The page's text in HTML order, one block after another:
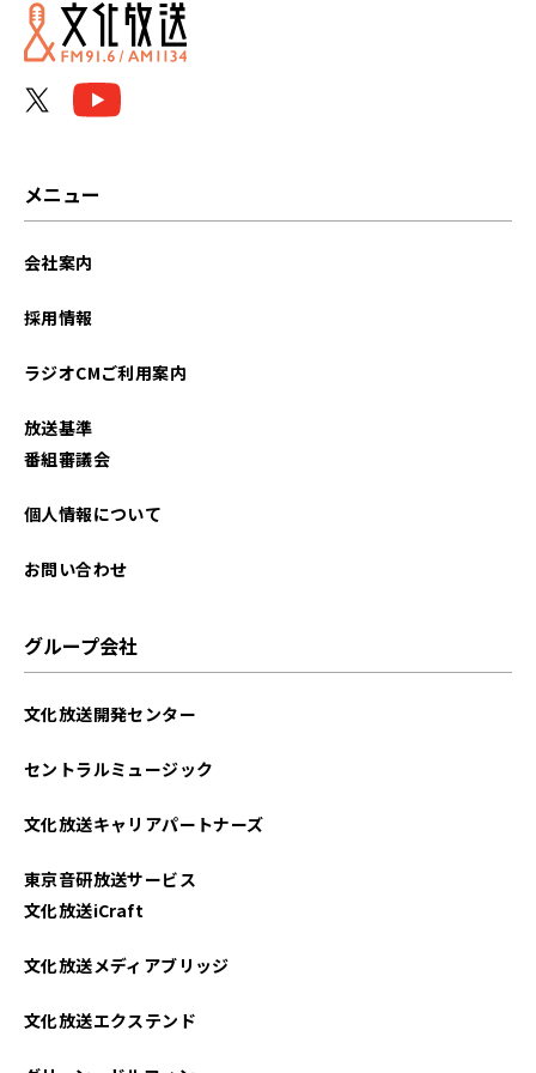
メニュー
会社案内
採用情報
ラジオCMご利用案内
放送基準
番組審議会
個人情報について
お問い合わせ
グループ会社
文化放送開発センター
セントラルミュージック
文化放送キャリアパートナーズ
東京音研放送サービス
文化放送iCraft
文化放送メディアブリッジ
文化放送エクステンド